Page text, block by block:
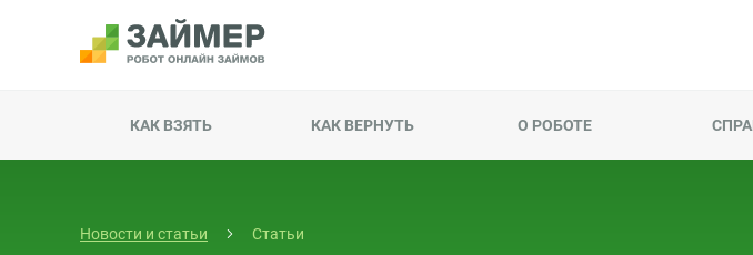
КАК ВЗЯТЬ КАК ВЕРНУТЬ О РОБОТЕ
Новости и статьи Статьи